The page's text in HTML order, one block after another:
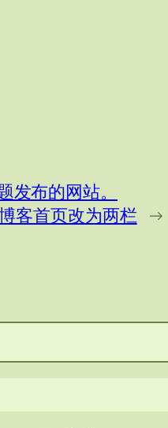
布的网站。
客首页改为两栏 →